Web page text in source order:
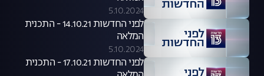
5.10.2024
לפני החדשות 14.10.21 - התכנית
המלאה
5.10.2024
לפני החדשות 17.10.21 - התכנית